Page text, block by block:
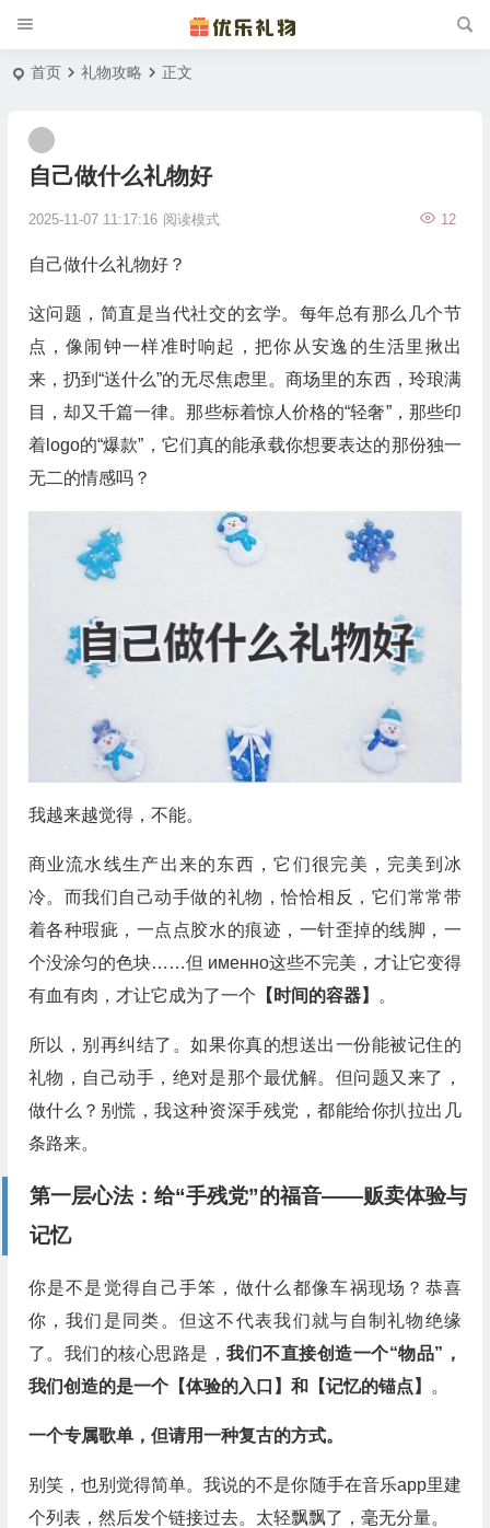
首页 礼物攻略 正文
自己做什么礼物好
2025-11-07 11:17:16 12
阅读模式
自己做什么礼物好？
这问题，简直是当代社交的玄学。每年总有那么几个节
点，像闹钟一样准时响起，把你从安逸的生活里揪出
来，扔到“送什么”的无尽焦虑里。商场里的东西，玲琅满
目，却又千篇一律。那些标着惊人价格的“轻奢”，那些印
着logo的“爆款”，它们真的能承载你想要表达的那份独一
无二的情感吗？
我越来越觉得，不能。
商业流水线生产出来的东西，它们很完美，完美到冰
冷。而我们自己动手做的礼物，恰恰相反，它们常常带
着各种瑕疵，一点点胶水的痕迹，一针歪掉的线脚，一
个没涂匀的色块……但 именно这些不完美，才让它变得
有血有肉，才让它成为了一个 【时间的容器】 。
所以，别再纠结了。如果你真的想送出一份能被记住的
礼物，自己动手，绝对是那个最优解。但问题又来了，
做什么？别慌，我这种资深手残党，都能给你扒拉出几
条路来。
第一层心法：给“手残党”的福音——贩卖体验与
记忆
你是不是觉得自己手笨，做什么都像车祸现场？恭喜
你，我们是同类。但这不代表我们就与自制礼物绝缘
了。我们的核心思路是，我们不直接创造一个“物品”，
我们创造的是一个【体验的入口】和【记忆的锚点】
。
一个专属歌单，但请用一种复古的方式。
别笑，也别觉得简单。我说的不是你随手在音乐app里建
个列表，然后发个链接过去。太轻飘飘了，毫无分量。